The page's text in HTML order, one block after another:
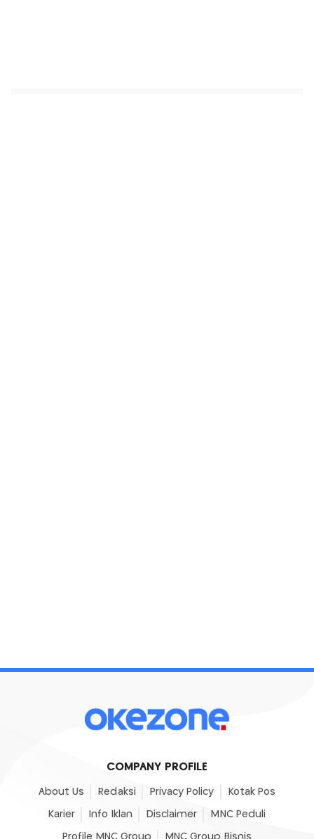
COMPANY PROFILE
About Us Redaksi Privacy Policy Kotak Pos
Karier Info Iklan Disclaimer MNC Peduli
Profile MNC Group MNC Group Bisnis